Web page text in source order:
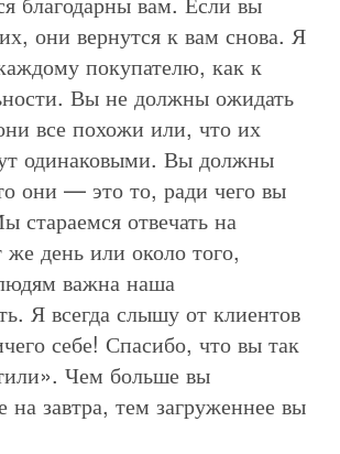
они вернутся к вам снова. Я
покупателю, как к
Вы не должны ожидать
все похожи или, что их
одинаковыми. Вы должны
они — это то, ради чего вы
стараемся отвечать на
же день или около того,
важна наша
Я всегда слышу от клиентов
себе! Спасибо, что вы так
Чем больше вы
на завтра, тем загруженнее вы